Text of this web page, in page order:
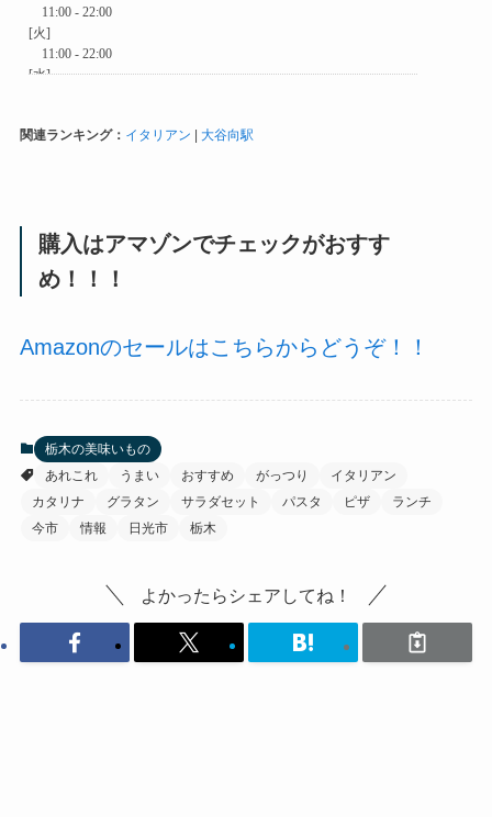
関連ランキング： イタリアン 大谷向駅
購入はアマゾンでチェックがおすす
め！！！
Amazonのセールはこちらからどうぞ！！
栃木の美味いもの
あれこれ
うまい おすすめ がっつり
イタリアン
カタリナ
グラタン サラダセット パスタ ピザ
ランチ
今市
情報 日光市 栃木
よかったらシェアしてね！